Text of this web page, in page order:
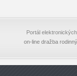
Portál
on-line dražba